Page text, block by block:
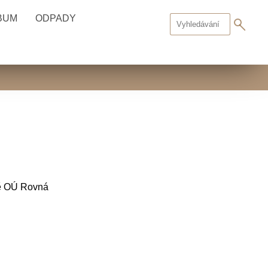
ODPADY
OÚ Rovná